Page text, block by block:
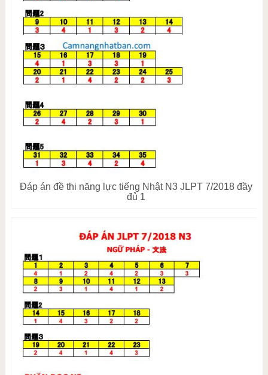
Đáp án đề thi năng lực tiếng Nhật N3 JLPT 7/2018 đầy
đủ 1